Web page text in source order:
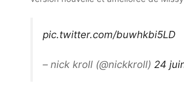
pic.twitter.com/buwhkbi5LD
– nick kroll (@nickkroll) 24